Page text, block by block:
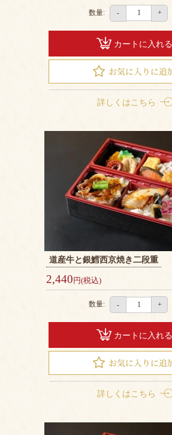
数量: - +
カートに入れる
詳しくはこちら
道産牛と銀鱈西京焼き二段重
2,440 円(税込)
数量: - +
カートに入れる
詳しくはこちら